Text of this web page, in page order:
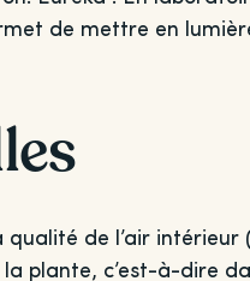
de mettre en
de l’air
plante, c’est-à-dire